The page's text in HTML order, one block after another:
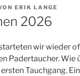
ERIK LANGE
2026
wir wieder
Padertaucher. Wie
Tauchgang.